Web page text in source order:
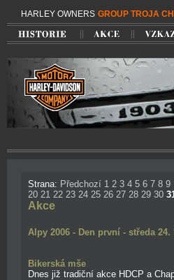
HARLEY OWNERS GROUP TROJA
Strana: Předchozí 1 2 3 4 5 6 7 8 9
20 21 22 23 24 25 26 27 28 29 30
Akce
Alpy 2006 - Den první - středa 24.
Bikerská mše
Dnes již tradiční akce HDCP a